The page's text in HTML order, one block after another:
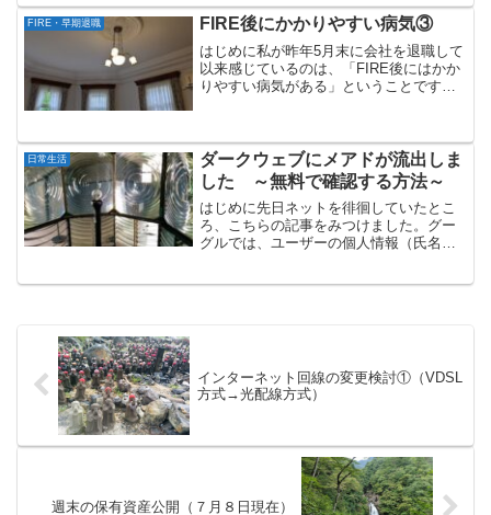
ンペーン概要キャンペーンの概要は以下
の通りです。概要：キャ...
FIRE・早期退職 FIRE後にかかりやすい病気③
はじめに私が昨年5月末に会社を退職して
以来感じているのは、「FIRE後にはかか
りやすい病気がある」ということです。
りやすい病...
日常生活
ダークウェブにメアドが流出しま
した ～無料で確認する方法～
はじめに先日ネットを徘徊していたとこ
ろ、こちらの記事をみつけました。グー
グルでは、ユーザーの個人情報（氏名、
インターネット回線の変更検討①（VDSL
方式→光配線方式）
週末の保有資産公開（７月８日現在）